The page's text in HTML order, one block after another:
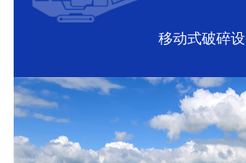
移动式破碎